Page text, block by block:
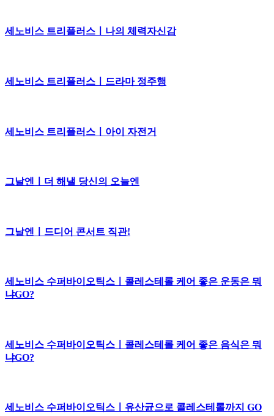
세노비스 트리플러스ㅣ나의 체력자신감
세노비스 트리플러스ㅣ드라마 정주행
세노비스 트리플러스ㅣ아이 자전거
그날엔ㅣ더 해낼 당신의 오늘엔
그날엔ㅣ드디어 콘서트 직관!
세노비스 수퍼바이오틱스ㅣ콜레스테롤 케어 좋은 운동은 뭐
냐GO?
세노비스 수퍼바이오틱스ㅣ콜레스테롤 케어 좋은 음식은 뭐
냐GO?
세노비스 수퍼바이오틱스ㅣ유산균으로 콜레스테롤까지 GO